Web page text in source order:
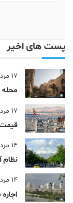
پست های اخیر
17 مرداد 1405
محله
17 مرداد 1405
14 مرداد 1405
نظام‌
14 مرداد 1405
اجاره